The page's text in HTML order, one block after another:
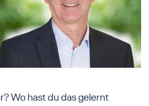
Wo hast du das gelernt